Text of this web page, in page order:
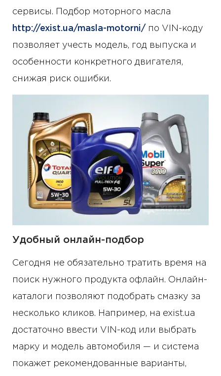
сервисы. Подбор моторного масла
http://exist.ua/masla-motorni/ по VIN-коду
позволяет учесть модель, год выпуска и
особенности конкретного двигателя,
снижая риск ошибки.
Удобный онлайн-подбор
Сегодня не обязательно тратить время на
поиск нужного продукта офлайн. Онлайн-
каталоги позволяют подобрать смазку за
несколько кликов. Например, на exist.ua
достаточно ввести VIN-код или выбрать
марку и модель автомобиля — и система
покажет рекомендованные варианты,